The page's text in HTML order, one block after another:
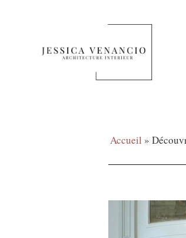
Accueil »